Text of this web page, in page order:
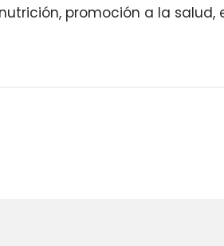
nutrición, promoción a la salud,